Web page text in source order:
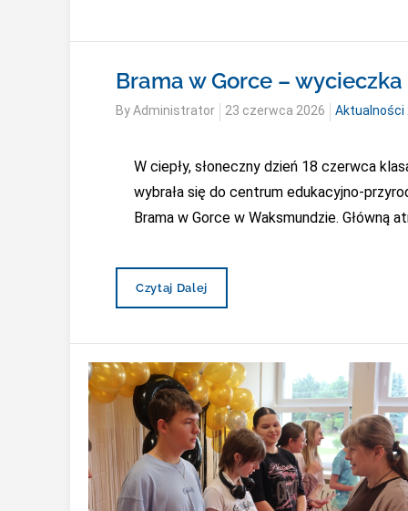
Brama w Gorce – wycieczka
ByAdministrator
Posted
23 czerwca 2026 Aktualności
W ciepły, słoneczny dzień 18 czerwca
wybrała się do centrum edukacyjno-
Brama w Gorce w Waksmundzie. Główną
Brama
Klasy
III
Czytaj Dalej